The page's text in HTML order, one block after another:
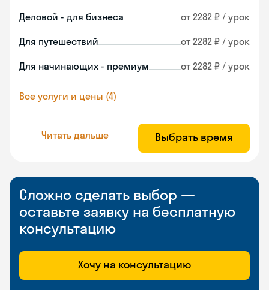
Деловой - для бизнеса от 2282 ₽ / урок
Для путешествий от 2282 ₽ / урок
Для начинающих - премиум от 2282 ₽ / урок
Все услуги и цены (4)
Читать дальше Выбрать время
Сложно сделать выбор —
оставьте заявку на бесплатную
консультацию
Хочу на консультацию